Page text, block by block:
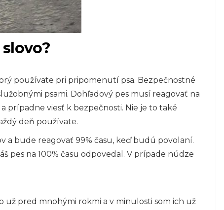
používate pri pripomenutí psa. Bezpečnostné
psami. Dohľadový pes musí reagovať na
prípadne viesť k bezpečnosti. Nie je to také
deň používate.
a bude reagovať 99% času, keď budú povolaní.
pes na 100% času odpovedal. V prípade núdze
už pred mnohými rokmi a v minulosti som ich už